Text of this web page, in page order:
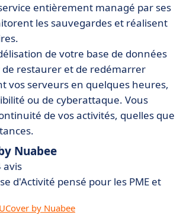
entièrement managé par ses
les sauvegardes et réalisent
de votre base de données
de restaurer et de redémarrer
vos serveurs en quelques heures,
ou de cyberattaque. Vous
de vos activités, quelles que
Nuabee
avis
d'Activité pensé pour les PME et
by Nuabee